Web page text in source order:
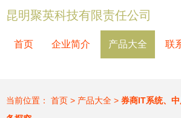
昆明聚英科技有限责任公司
首页 企业简介 产品大全 联
当前位置： 首页 > 产品大全 > 券商IT系统、